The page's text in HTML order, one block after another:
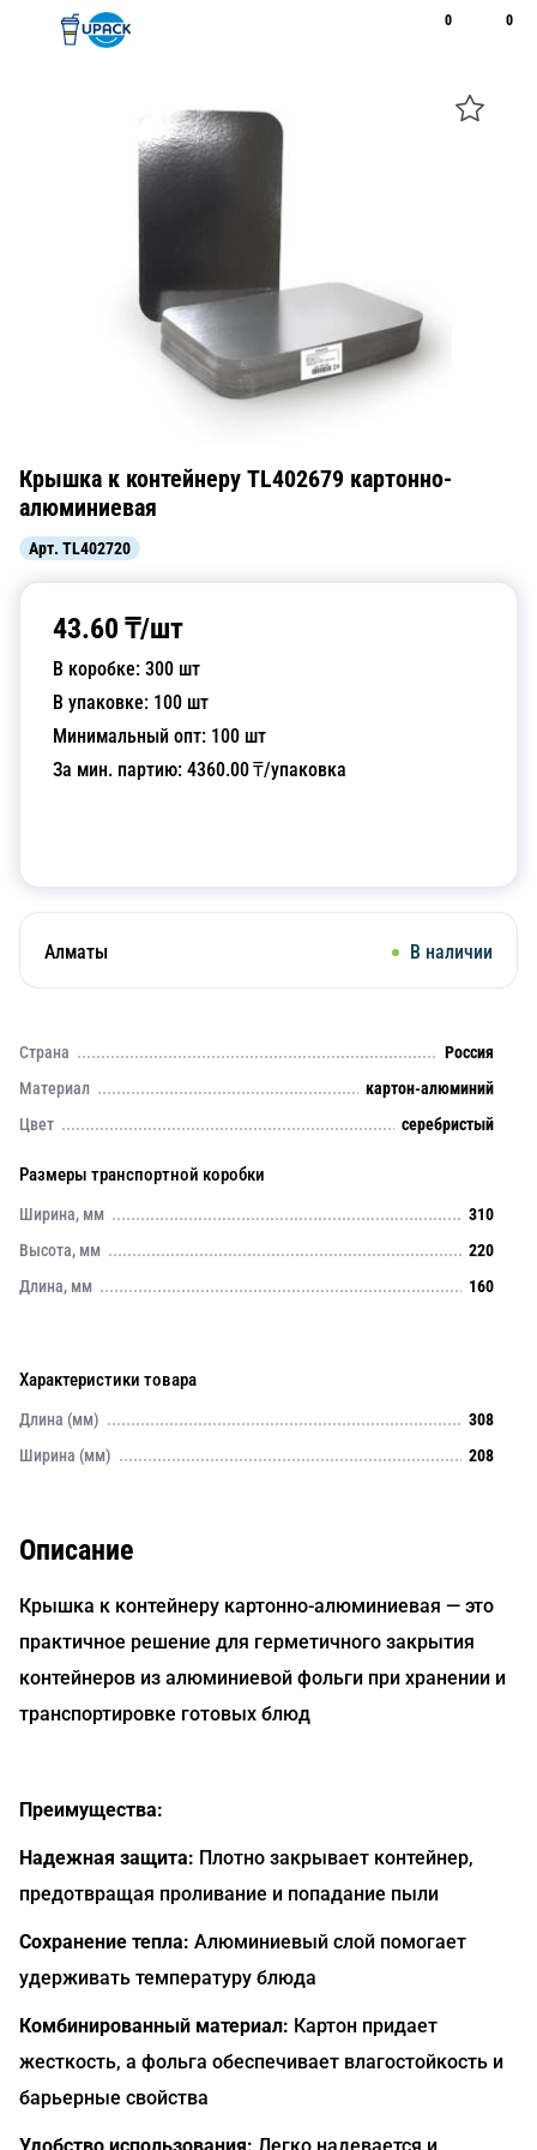
0 0
Крышка к контейнеру TL402679 картонно-
алюминиевая
Арт. TL402720
43.60 ₸/шт
В коробке: 300 шт
В упаковке: 100 шт
Минимальный опт: 100 шт
За мин. партию: 4360.00₸/упаковка
Алматы В наличии
Страна
Россия
Материал
картон-алюминий
Цвет
серебристый
Размеры транспортной коробки
Ширина, мм
310
Высота, мм
220
Длина, мм
160
Характеристики товара
Длина (мм)
308
Ширина (мм)
208
Описание
Крышка к контейнеру картонно-алюминиевая — это
практичное решение для герметичного закрытия
контейнеров из алюминиевой фольги при хранении и
транспортировке готовых блюд
Преимущества:
Надежная защита: Плотно закрывает контейнер,
предотвращая проливание и попадание пыли
Сохранение тепла: Алюминиевый слой помогает
удерживать температуру блюда
Комбинированный материал: Картон придает
жесткость, а фольга обеспечивает влагостойкость и
барьерные свойства